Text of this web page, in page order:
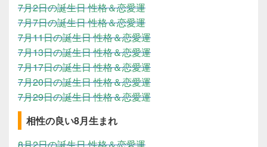
7月2日の誕生日 性格＆恋愛運
7月7日の誕生日 性格＆恋愛運
7月11日の誕生日 性格＆恋愛運
7月13日の誕生日 性格＆恋愛運
7月17日の誕生日 性格＆恋愛運
7月20日の誕生日 性格＆恋愛運
7月29日の誕生日 性格＆恋愛運
相性の良い8月生まれ